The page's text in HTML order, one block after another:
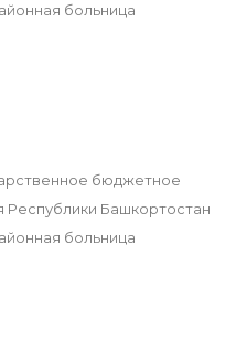
больница
бюджетное
Башкортостан
больница